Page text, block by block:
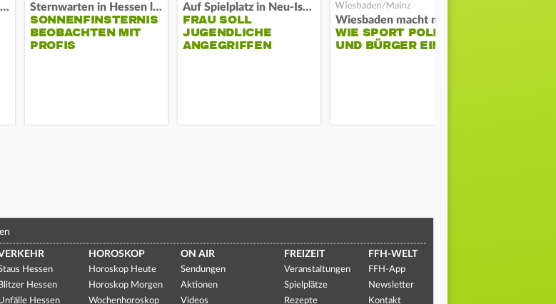
Fassungslos-Tat in Lauterbach Sternwarten in Hessen laden ein
SONNENFINSTERNIS
BEOBACHTEN MIT
PROFIS
Auf Spielplatz in Neu-Isenburg
FRAU SOLL
JUGENDLICHE
ANGEGRIFFEN
Wiesbaden macht mobil
WIE SPORT POLIZEI
UND BÜRGER EINT
Hessen
Blitzer Hessen
Hessen
HOROSKOP
Horoskop Heute
Horoskop Morgen
Wochenhoroskop
ON AIR
Sendungen
Aktionen
Videos
FREIZEIT
Veranstaltungen
Spielplätze
Rezepte
FFH-WELT
FFH-App
Newsletter
Kontakt